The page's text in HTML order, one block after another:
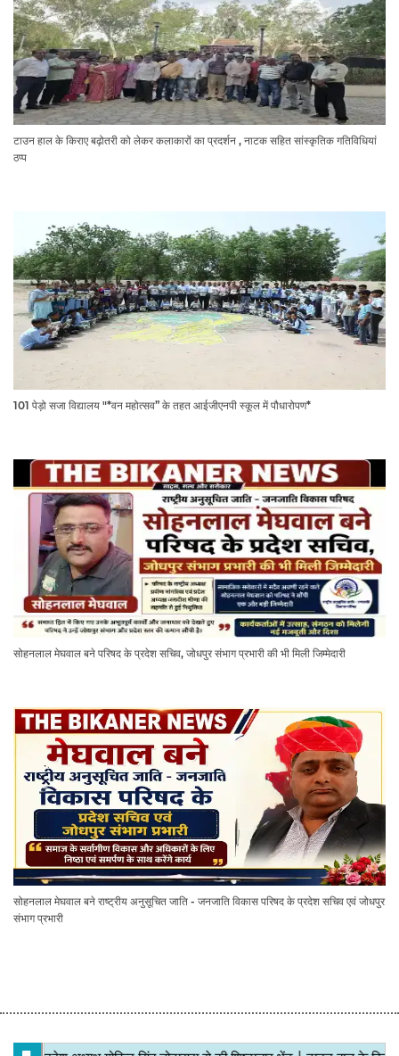
टाउन हाल के किराए बढ़ोतरी को लेकर कलाकारों का प्रदर्शन , नाटक सहित सांस्कृतिक गतिविधियां
ठप्प
101 पेड़ो सजा विद्यालय "*वन महोत्सव” के तहत आईजीएनपी स्कूल में पौधारोपण*
सोहनलाल मेघवाल बने परिषद के प्रदेश सचिव, जोधपुर संभाग प्रभारी की भी मिली जिम्मेदारी
सोहनलाल मेघवाल बने राष्ट्रीय अनुसूचित जाति - जनजाति विकास परिषद के प्रदेश सचिव एवं जोधपुर
संभाग प्रभारी